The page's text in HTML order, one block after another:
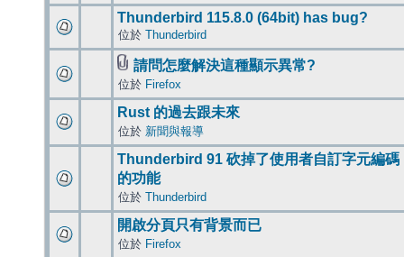
Thunderbird 115.8.0 (64bit) has bug?
位於 Thunderbird
請問怎麼解決這種顯示異常?
位於 Firefox
Rust 的過去跟未來
位於 新聞與報導
Thunderbird 91 砍掉了使用者自訂字元編碼
的功能
位於 Thunderbird
開啟分頁只有背景而已
位於 Firefox